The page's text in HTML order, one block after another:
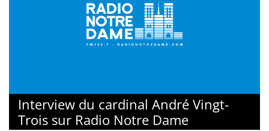
Interview du cardinal André Vingt-
Trois sur Radio Notre Dame